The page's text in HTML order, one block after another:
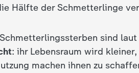
Hälfte der Schmetterlinge
sind laut
: ihr Lebensraum wird
machen ihnen zu